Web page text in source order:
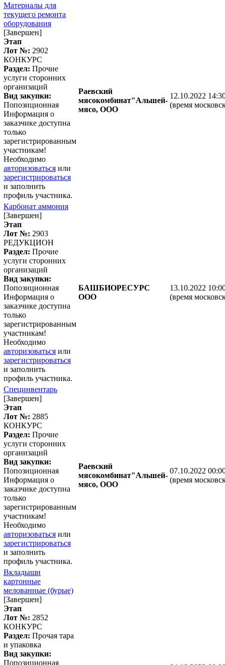
Материалы для
текущего ремонта
оборудования
[Завершен]
Этап
Лот №: 2902
КОНКУРС
Раздел: Прочие
услуги сторонних
организаций
Вид закупки:
Попозиционная
Информация о
заказчике доступна
только
зарегистрированным
участникам!
Необходимо
авторизоваться или
зарегистрироваться
и заполнить
профиль участника.
Раевский
мясокомбинат"Альшей-
мясо, ООО
12.10.2022
(время
Карбонат аммония
[Завершен]
Этап
Лот №: 2903
РЕДУКЦИОН
Раздел: Прочие
услуги сторонних
организаций
Вид закупки:
Попозиционная
Информация о
заказчике доступна
только
зарегистрированным
участникам!
Необходимо
авторизоваться или
зарегистрироваться
и заполнить
профиль участника.
БАШБИОРЕСУРС
ООО
13.10.2022
(время
Специнвентарь
[Завершен]
Этап
Лот №: 2885
КОНКУРС
Раздел: Прочие
услуги сторонних
организаций
Вид закупки:
Попозиционная
Информация о
заказчике доступна
только
зарегистрированным
участникам!
Необходимо
авторизоваться или
зарегистрироваться
и заполнить
профиль участника.
Раевский
мясокомбинат"Альшей-
мясо, ООО
07.10.2022
(время
Вкладыши
картонные
мелованные (бурые)
[Завершен]
Этап
Лот №: 2852
КОНКУРС
Раздел: Прочая тара
и упаковка
Вид закупки:
Попозиционная